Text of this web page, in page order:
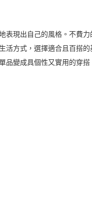
表現出自己的風格。不費
活方式，選擇適合且百搭
品變成具個性又實用的穿